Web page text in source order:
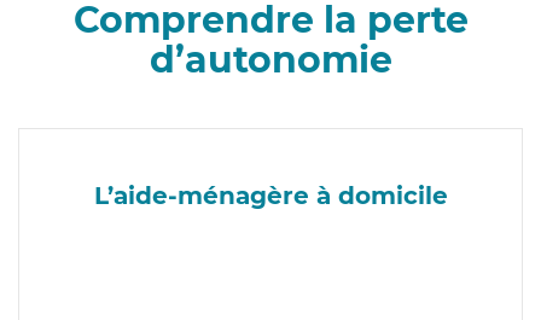
Comprendre la perte
d’autonomie
L’aide-ménagère à domicile